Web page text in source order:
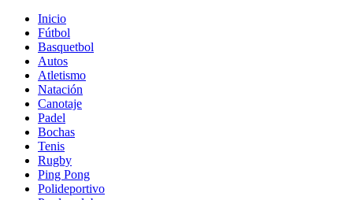
Inicio
Fútbol
Basquetbol
Autos
Atletismo
Natación
Canotaje
Padel
Bochas
Tenis
Rugby
Ping Pong
Polideportivo